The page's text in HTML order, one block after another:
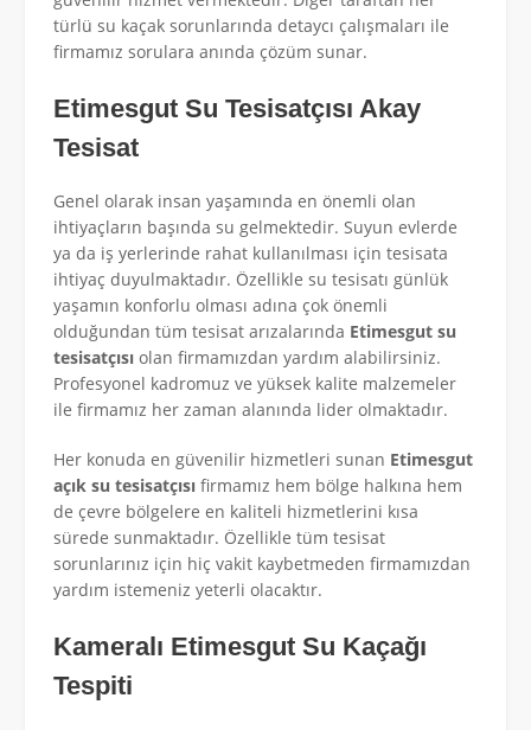
türlü su kaçak sorunlarında detaycı çalışmaları ile
firmamız sorulara anında çözüm sunar.
Etimesgut Su Tesisatçısı Akay
Tesisat
Genel olarak insan yaşamında en önemli olan
ihtiyaçların başında su gelmektedir. Suyun evlerde
ya da iş yerlerinde rahat kullanılması için tesisata
ihtiyaç duyulmaktadır. Özellikle su tesisatı günlük
yaşamın konforlu olması adına çok önemli
olduğundan tüm tesisat arızalarında Etimesgut su
tesisatçısı olan firmamızdan yardım alabilirsiniz.
Profesyonel kadromuz ve yüksek kalite malzemeler
ile firmamız her zaman alanında lider olmaktadır.
Her konuda en güvenilir hizmetleri sunan Etimesgut
açık su tesisatçısı firmamız hem bölge halkına hem
de çevre bölgelere en kaliteli hizmetlerini kısa
sürede sunmaktadır. Özellikle tüm tesisat
sorunlarınız için hiç vakit kaybetmeden firmamızdan
yardım istemeniz yeterli olacaktır.
Kameralı Etimesgut Su Kaçağı
Tespiti